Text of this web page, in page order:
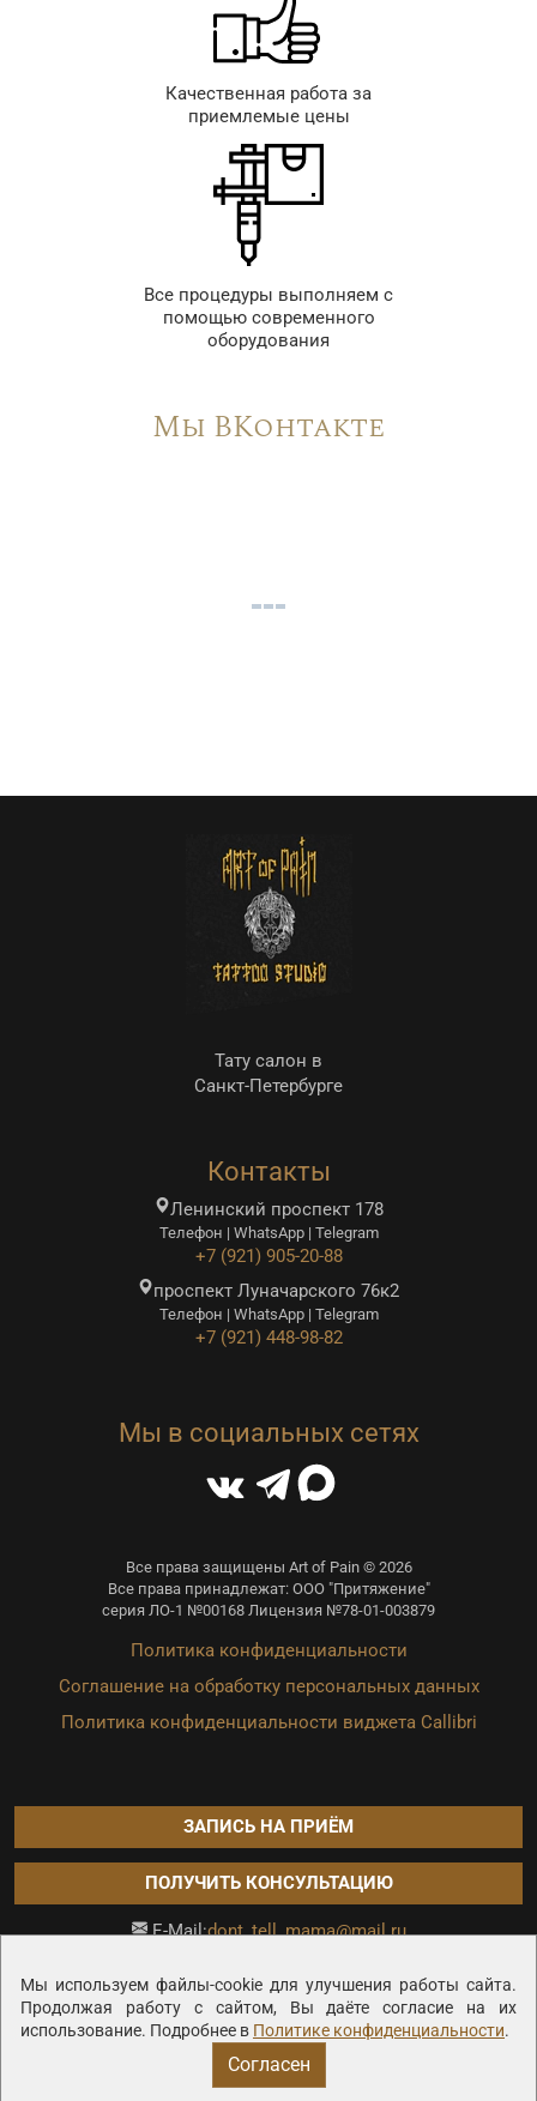
Мы используем файлы-cookie для улучшения работы сайта.
Продолжая работу с сайтом, Вы даёте согласие на их
использование. Подробнее в Политике конфиденциальности.
Согласен
Качественная работа за
приемлемые цены
Все процедуры выполняем с
помощью современного
оборудования
Мы ВКонтакте
Тату салон в
Санкт-Петербурге
Контакты
Ленинский проспект 178
Телефон | WhatsApp | Telegram
+7 (921) 905-20-88
проспект Луначарского 76к2
Телефон | WhatsApp | Telegram
+7 (921) 448-98-82
Мы в социальных сетях
Все права защищены Art of Pain © 2026
Все права принадлежат: ООО "Притяжение"
серия ЛО-1 №00168 Лицензия №78-01-003879
Политика конфиденциальности
Соглашение на обработку персональных данных
Политика конфиденциальности виджета Callibri
ЗАПИСЬ НА ПРИЁМ
ПОЛУЧИТЬ КОНСУЛЬТАЦИЮ
E-Mail:dont_tell_mama@mail.ru